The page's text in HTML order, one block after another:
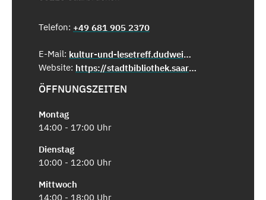
Telefon: +49 681 905 2370
E-Mail:
kultur-und-lesetreff.dudweiler@saarbruecken.de
Website:
https://stadtbibliothek.saarbruecken.de/standorte/kultur_und_lesetreffs/kultur_und_lesetreff_dudweiler
ÖFFNUNGSZEITEN
Montag
14:00 - 17:00 Uhr
Dienstag
10:00 - 12:00 Uhr
Mittwoch
14:00 - 18:00 Uhr